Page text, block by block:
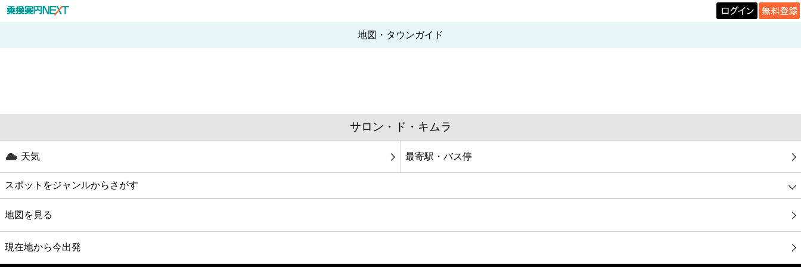
地図・タウンガイド
サロン・ド・キムラ
天気 最寄駅・バス停
スポットをジャンルからさがす
グルメ
映画
地図を見る
現在地から今出発